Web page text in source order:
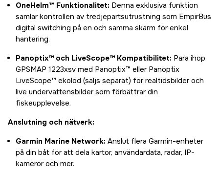
OneHelm™ Funktionalitet: Denna exklusiva funktion
samlar kontrollen av tredjepartsutrustning som EmpirBus
digital switching på en och samma skärm för enkel
hantering.
Panoptix™ och LiveScope™ Kompatibilitet: Para ihop
GPSMAP 1223xsv med Panoptix™ eller Panoptix
LiveScope™ ekolod (säljs separat) för realtidsbilder och
live undervattensbilder som förbättrar din
fiskeupplevelse.
Anslutning och nätverk:
Garmin Marine Network: Anslut flera Garmin-enheter
på din båt för att dela kartor, användardata, radar, IP-
kameror och mer.